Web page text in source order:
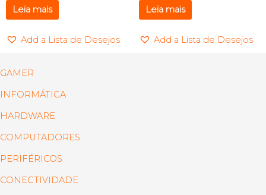
Leia mais
Add a Lista de Desejos
Leia mais
Add a Lista de Desejos
GAMER
INFORMÁTICA
HARDWARE
COMPUTADORES
PERIFÉRICOS
CONECTIVIDADE